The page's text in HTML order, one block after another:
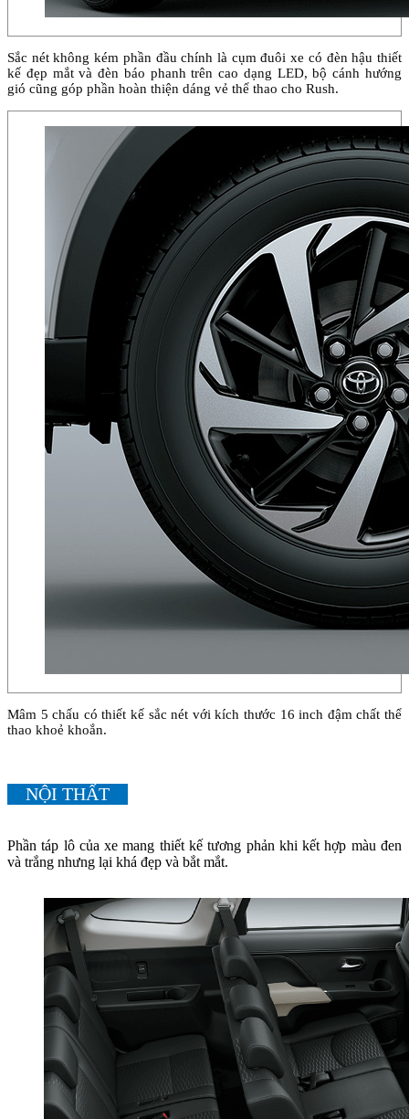
Sắc nét không kém phần đầu chính là cụm đuôi xe có đèn hậu thiết
kế đẹp mắt và đèn báo phanh trên cao dạng LED, bộ cánh hướng
gió cũng góp phần hoàn thiện dáng vẻ thể thao cho Rush.
Mâm 5 chấu có thiết kế sắc nét với kích thước 16 inch đậm chất thể
thao khoẻ khoắn.
NỘI THẤT
Phần táp lô của xe mang thiết kế tương phản khi kết hợp màu đen
và trắng nhưng lại khá đẹp và bắt mắt.